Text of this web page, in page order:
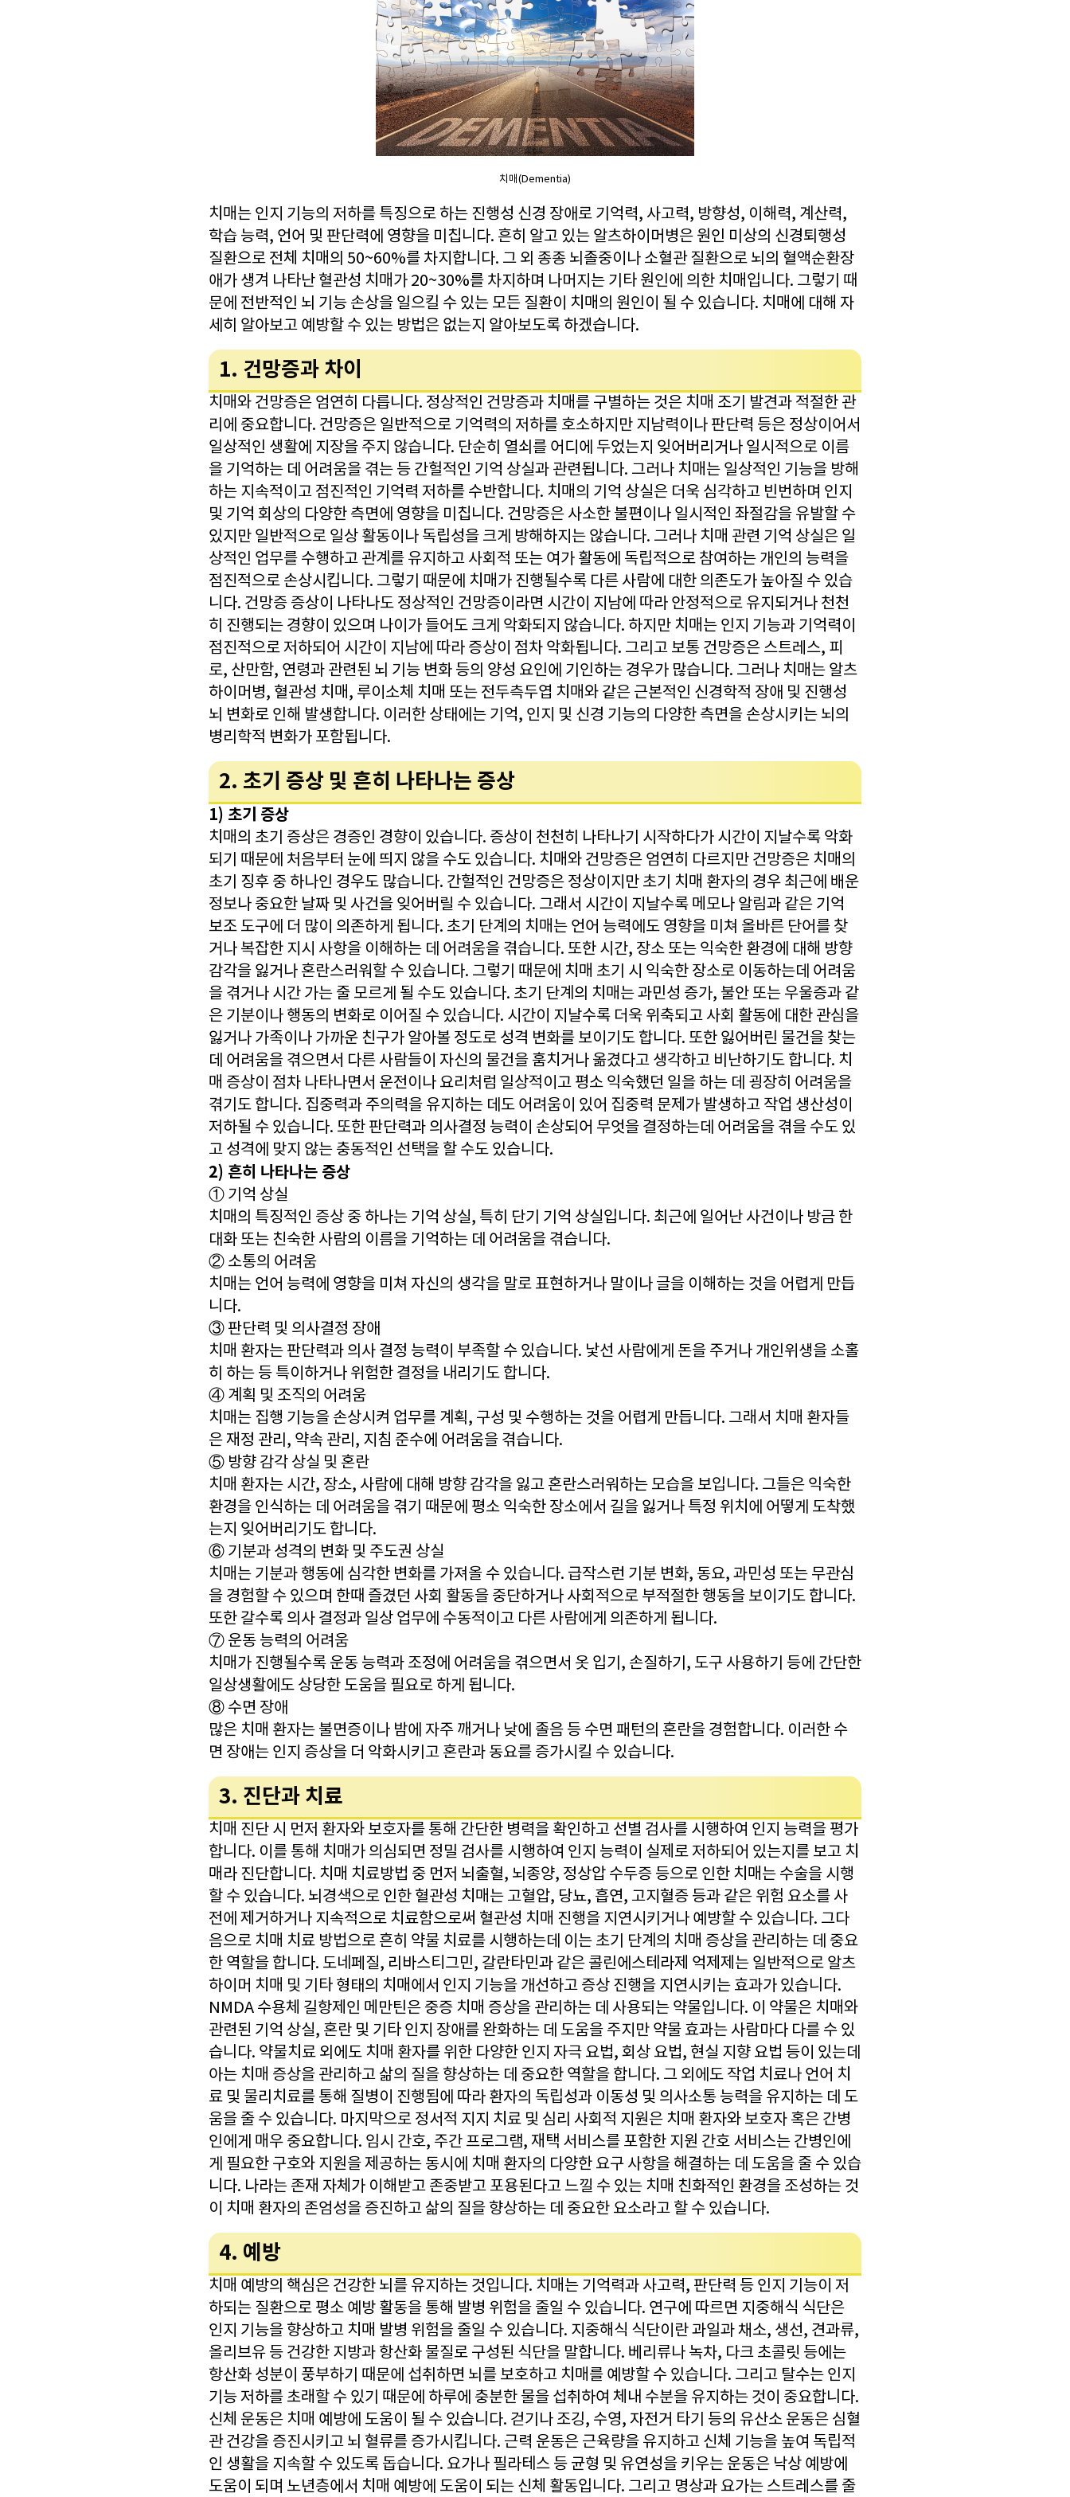
치매(Dementia)
치매는 인지 기능의 저하를 특징으로 하는 진행성 신경 장애로 기억력, 사고력, 방향성, 이해력, 계산력,
학습 능력, 언어 및 판단력에 영향을 미칩니다. 흔히 알고 있는 알츠하이머병은 원인 미상의 신경퇴행성
질환으로 전체 치매의 50~60%를 차지합니다. 그 외 종종 뇌졸중이나 소혈관 질환으로 뇌의 혈액순환장
애가 생겨 나타난 혈관성 치매가 20~30%를 차지하며 나머지는 기타 원인에 의한 치매입니다. 그렇기 때
문에 전반적인 뇌 기능 손상을 일으킬 수 있는 모든 질환이 치매의 원인이 될 수 있습니다. 치매에 대해 자
세히 알아보고 예방할 수 있는 방법은 없는지 알아보도록 하겠습니다.
1. 건망증과 차이
치매와 건망증은 엄연히 다릅니다. 정상적인 건망증과 치매를 구별하는 것은 치매 조기 발견과 적절한 관
리에 중요합니다. 건망증은 일반적으로 기억력의 저하를 호소하지만 지남력이나 판단력 등은 정상이어서
일상적인 생활에 지장을 주지 않습니다. 단순히 열쇠를 어디에 두었는지 잊어버리거나 일시적으로 이름
을 기억하는 데 어려움을 겪는 등 간헐적인 기억 상실과 관련됩니다. 그러나 치매는 일상적인 기능을 방해
하는 지속적이고 점진적인 기억력 저하를 수반합니다. 치매의 기억 상실은 더욱 심각하고 빈번하며 인지
및 기억 회상의 다양한 측면에 영향을 미칩니다. 건망증은 사소한 불편이나 일시적인 좌절감을 유발할 수
있지만 일반적으로 일상 활동이나 독립성을 크게 방해하지는 않습니다. 그러나 치매 관련 기억 상실은 일
상적인 업무를 수행하고 관계를 유지하고 사회적 또는 여가 활동에 독립적으로 참여하는 개인의 능력을
점진적으로 손상시킵니다. 그렇기 때문에 치매가 진행될수록 다른 사람에 대한 의존도가 높아질 수 있습
니다. 건망증 증상이 나타나도 정상적인 건망증이라면 시간이 지남에 따라 안정적으로 유지되거나 천천
히 진행되는 경향이 있으며 나이가 들어도 크게 악화되지 않습니다. 하지만 치매는 인지 기능과 기억력이
점진적으로 저하되어 시간이 지남에 따라 증상이 점차 악화됩니다. 그리고 보통 건망증은 스트레스, 피
로, 산만함, 연령과 관련된 뇌 기능 변화 등의 양성 요인에 기인하는 경우가 많습니다. 그러나 치매는 알츠
하이머병, 혈관성 치매, 루이소체 치매 또는 전두측두엽 치매와 같은 근본적인 신경학적 장애 및 진행성
뇌 변화로 인해 발생합니다. 이러한 상태에는 기억, 인지 및 신경 기능의 다양한 측면을 손상시키는 뇌의
병리학적 변화가 포함됩니다.
2. 초기 증상 및 흔히 나타나는 증상
1) 초기 증상
치매의 초기 증상은 경증인 경향이 있습니다. 증상이 천천히 나타나기 시작하다가 시간이 지날수록 악화
되기 때문에 처음부터 눈에 띄지 않을 수도 있습니다. 치매와 건망증은 엄연히 다르지만 건망증은 치매의
초기 징후 중 하나인 경우도 많습니다. 간헐적인 건망증은 정상이지만 초기 치매 환자의 경우 최근에 배운
정보나 중요한 날짜 및 사건을 잊어버릴 수 있습니다. 그래서 시간이 지날수록 메모나 알림과 같은 기억
보조 도구에 더 많이 의존하게 됩니다. 초기 단계의 치매는 언어 능력에도 영향을 미쳐 올바른 단어를 찾
거나 복잡한 지시 사항을 이해하는 데 어려움을 겪습니다. 또한 시간, 장소 또는 익숙한 환경에 대해 방향
감각을 잃거나 혼란스러워할 수 있습니다. 그렇기 때문에 치매 초기 시 익숙한 장소로 이동하는데 어려움
을 겪거나 시간 가는 줄 모르게 될 수도 있습니다. 초기 단계의 치매는 과민성 증가, 불안 또는 우울증과 같
은 기분이나 행동의 변화로 이어질 수 있습니다. 시간이 지날수록 더욱 위축되고 사회 활동에 대한 관심을
잃거나 가족이나 가까운 친구가 알아볼 정도로 성격 변화를 보이기도 합니다. 또한 잃어버린 물건을 찾는
데 어려움을 겪으면서 다른 사람들이 자신의 물건을 훔치거나 옮겼다고 생각하고 비난하기도 합니다. 치
매 증상이 점차 나타나면서 운전이나 요리처럼 일상적이고 평소 익숙했던 일을 하는 데 굉장히 어려움을
겪기도 합니다. 집중력과 주의력을 유지하는 데도 어려움이 있어 집중력 문제가 발생하고 작업 생산성이
저하될 수 있습니다. 또한 판단력과 의사결정 능력이 손상되어 무엇을 결정하는데 어려움을 겪을 수도 있
고 성격에 맞지 않는 충동적인 선택을 할 수도 있습니다.
2) 흔히 나타나는 증상
① 기억 상실
치매의 특징적인 증상 중 하나는 기억 상실, 특히 단기 기억 상실입니다. 최근에 일어난 사건이나 방금 한
대화 또는 친숙한 사람의 이름을 기억하는 데 어려움을 겪습니다.
② 소통의 어려움
치매는 언어 능력에 영향을 미쳐 자신의 생각을 말로 표현하거나 말이나 글을 이해하는 것을 어렵게 만듭
니다.
③ 판단력 및 의사결정 장애
치매 환자는 판단력과 의사 결정 능력이 부족할 수 있습니다. 낯선 사람에게 돈을 주거나 개인위생을 소홀
히 하는 등 특이하거나 위험한 결정을 내리기도 합니다.
④ 계획 및 조직의 어려움
치매는 집행 기능을 손상시켜 업무를 계획, 구성 및 수행하는 것을 어렵게 만듭니다. 그래서 치매 환자들
은 재정 관리, 약속 관리, 지침 준수에 어려움을 겪습니다.
⑤ 방향 감각 상실 및 혼란
치매 환자는 시간, 장소, 사람에 대해 방향 감각을 잃고 혼란스러워하는 모습을 보입니다. 그들은 익숙한
환경을 인식하는 데 어려움을 겪기 때문에 평소 익숙한 장소에서 길을 잃거나 특정 위치에 어떻게 도착했
는지 잊어버리기도 합니다.
⑥ 기분과 성격의 변화 및 주도권 상실
치매는 기분과 행동에 심각한 변화를 가져올 수 있습니다. 급작스런 기분 변화, 동요, 과민성 또는 무관심
을 경험할 수 있으며 한때 즐겼던 사회 활동을 중단하거나 사회적으로 부적절한 행동을 보이기도 합니다.
또한 갈수록 의사 결정과 일상 업무에 수동적이고 다른 사람에게 의존하게 됩니다.
⑦ 운동 능력의 어려움
치매가 진행될수록 운동 능력과 조정에 어려움을 겪으면서 옷 입기, 손질하기, 도구 사용하기 등에 간단한
일상생활에도 상당한 도움을 필요로 하게 됩니다.
⑧ 수면 장애
많은 치매 환자는 불면증이나 밤에 자주 깨거나 낮에 졸음 등 수면 패턴의 혼란을 경험합니다. 이러한 수
면 장애는 인지 증상을 더 악화시키고 혼란과 동요를 증가시킬 수 있습니다.
3. 진단과 치료
치매 진단 시 먼저 환자와 보호자를 통해 간단한 병력을 확인하고 선별 검사를 시행하여 인지 능력을 평가
합니다. 이를 통해 치매가 의심되면 정밀 검사를 시행하여 인지 능력이 실제로 저하되어 있는지를 보고 치
매라 진단합니다. 치매 치료방법 중 먼저 뇌출혈, 뇌종양, 정상압 수두증 등으로 인한 치매는 수술을 시행
할 수 있습니다. 뇌경색으로 인한 혈관성 치매는 고혈압, 당뇨, 흡연, 고지혈증 등과 같은 위험 요소를 사
전에 제거하거나 지속적으로 치료함으로써 혈관성 치매 진행을 지연시키거나 예방할 수 있습니다. 그다
음으로 치매 치료 방법으로 흔히 약물 치료를 시행하는데 이는 초기 단계의 치매 증상을 관리하는 데 중요
한 역할을 합니다. 도네페질, 리바스티그민, 갈란타민과 같은 콜린에스테라제 억제제는 일반적으로 알츠
하이머 치매 및 기타 형태의 치매에서 인지 기능을 개선하고 증상 진행을 지연시키는 효과가 있습니다.
NMDA 수용체 길항제인 메만틴은 중증 치매 증상을 관리하는 데 사용되는 약물입니다. 이 약물은 치매와
관련된 기억 상실, 혼란 및 기타 인지 장애를 완화하는 데 도움을 주지만 약물 효과는 사람마다 다를 수 있
습니다. 약물치료 외에도 치매 환자를 위한 다양한 인지 자극 요법, 회상 요법, 현실 지향 요법 등이 있는데
아는 치매 증상을 관리하고 삶의 질을 향상하는 데 중요한 역할을 합니다. 그 외에도 작업 치료나 언어 치
료 및 물리치료를 통해 질병이 진행됨에 따라 환자의 독립성과 이동성 및 의사소통 능력을 유지하는 데 도
움을 줄 수 있습니다. 마지막으로 정서적 지지 치료 및 심리 사회적 지원은 치매 환자와 보호자 혹은 간병
인에게 매우 중요합니다. 임시 간호, 주간 프로그램, 재택 서비스를 포함한 지원 간호 서비스는 간병인에
게 필요한 구호와 지원을 제공하는 동시에 치매 환자의 다양한 요구 사항을 해결하는 데 도움을 줄 수 있습
니다. 나라는 존재 자체가 이해받고 존중받고 포용된다고 느낄 수 있는 치매 친화적인 환경을 조성하는 것
이 치매 환자의 존엄성을 증진하고 삶의 질을 향상하는 데 중요한 요소라고 할 수 있습니다.
4. 예방
치매 예방의 핵심은 건강한 뇌를 유지하는 것입니다. 치매는 기억력과 사고력, 판단력 등 인지 기능이 저
하되는 질환으로 평소 예방 활동을 통해 발병 위험을 줄일 수 있습니다. 연구에 따르면 지중해식 식단은
인지 기능을 향상하고 치매 발병 위험을 줄일 수 있습니다. 지중해식 식단이란 과일과 채소, 생선, 견과류,
올리브유 등 건강한 지방과 항산화 물질로 구성된 식단을 말합니다. 베리류나 녹차, 다크 초콜릿 등에는
항산화 성분이 풍부하기 때문에 섭취하면 뇌를 보호하고 치매를 예방할 수 있습니다. 그리고 탈수는 인지
기능 저하를 초래할 수 있기 때문에 하루에 충분한 물을 섭취하여 체내 수분을 유지하는 것이 중요합니다.
신체 운동은 치매 예방에 도움이 될 수 있습니다. 걷기나 조깅, 수영, 자전거 타기 등의 유산소 운동은 심혈
관 건강을 증진시키고 뇌 혈류를 증가시킵니다. 근력 운동은 근육량을 유지하고 신체 기능을 높여 독립적
인 생활을 지속할 수 있도록 돕습니다. 요가나 필라테스 등 균형 및 유연성을 키우는 운동은 낙상 예방에
도움이 되며 노년층에서 치매 예방에 도움이 되는 신체 활동입니다. 그리고 명상과 요가는 스트레스를 줄